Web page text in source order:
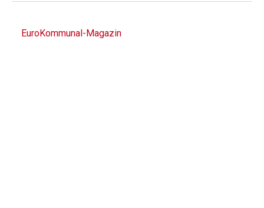
EuroKommunal-Magazin